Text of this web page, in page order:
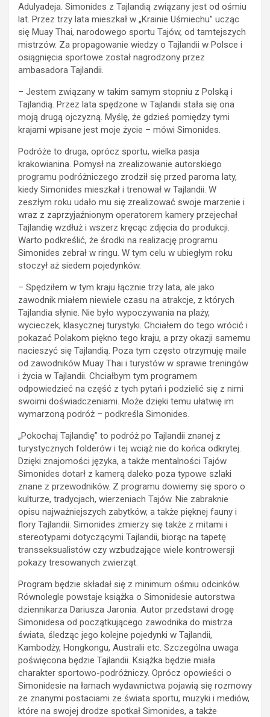
Adulyadeja. Simonides z Tajlandią związany jest od ośmiu
lat. Przez trzy lata mieszkał w „Krainie Uśmiechu” ucząc
się Muay Thai, narodowego sportu Tajów, od tamtejszych
mistrzów. Za propagowanie wiedzy o Tajlandii w Polsce i
osiągnięcia sportowe został nagrodzony przez
ambasadora Tajlandii.
– Jestem związany w takim samym stopniu z Polską i
Tajlandią. Przez lata spędzone w Tajlandii stała się ona
moją drugą ojczyzną. Myślę, że gdzieś pomiędzy tymi
krajami wpisane jest moje życie – mówi Simonides.
Podróże to druga, oprócz sportu, wielka pasja
krakowianina. Pomysł na zrealizowanie autorskiego
programu podróżniczego zrodził się przed paroma laty,
kiedy Simonides mieszkał i trenował w Tajlandii. W
zeszłym roku udało mu się zrealizować swoje marzenie i
wraz z zaprzyjaźnionym operatorem kamery przejechał
Tajlandię wzdłuż i wszerz kręcąc zdjęcia do produkcji.
Warto podkreślić, że środki na realizację programu
Simonides zebrał w ringu. W tym celu w ubiegłym roku
stoczył aż siedem pojedynków.
– Spędziłem w tym kraju łącznie trzy lata, ale jako
zawodnik miałem niewiele czasu na atrakcje, z których
Tajlandia słynie. Nie było wypoczywania na plaży,
wycieczek, klasycznej turystyki. Chciałem do tego wrócić i
pokazać Polakom piękno tego kraju, a przy okazji samemu
nacieszyć się Tajlandią. Poza tym często otrzymuję maile
od zawodników Muay Thai i turystów w sprawie treningów
i życia w Tajlandii. Chciałbym tym programem
odpowiedzieć na część z tych pytań i podzielić się z nimi
swoimi doświadczeniami. Może dzięki temu ułatwię im
wymarzoną podróż – podkreśla Simonides.
„Pokochaj Tajlandię” to podróż po Tajlandii znanej z
turystycznych folderów i tej wciąż nie do końca odkrytej.
Dzięki znajomości języka, a także mentalności Tajów
Simonides dotarł z kamerą daleko poza typowe szlaki
znane z przewodników. Z programu dowiemy się sporo o
kulturze, tradycjach, wierzeniach Tajów. Nie zabraknie
opisu najważniejszych zabytków, a także pięknej fauny i
flory Tajlandii. Simonides zmierzy się także z mitami i
stereotypami dotyczącymi Tajlandii, biorąc na tapetę
transseksualistów czy wzbudzające wiele kontrowersji
pokazy tresowanych zwierząt.
Program będzie składał się z minimum ośmiu odcinków.
Równolegle powstaje książka o Simonidesie autorstwa
dziennikarza Dariusza Jaronia. Autor przedstawi drogę
Simonidesa od początkującego zawodnika do mistrza
świata, śledząc jego kolejne pojedynki w Tajlandii,
Kambodży, Hongkongu, Australii etc. Szczególna uwaga
poświęcona będzie Tajlandii. Książka będzie miała
charakter sportowo-podróżniczy. Oprócz opowieści o
Simonidesie na łamach wydawnictwa pojawią się rozmowy
ze znanymi postaciami ze świata sportu, muzyki i mediów,
które na swojej drodze spotkał Simonides, a także